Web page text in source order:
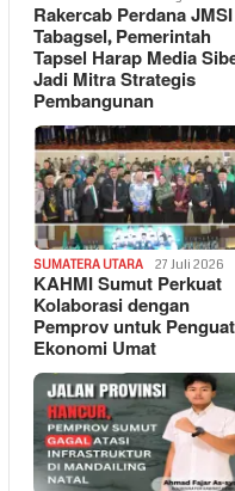
Rakercab Perdana JMSI
Tabagsel, Pemerintah
Tapsel Harap Media
Jadi Mitra Strategis
Pembangunan
SUMATERA UTARA 27 Juli 2026
KAHMI Sumut Perkuat
Kolaborasi dengan
Pemprov untuk
Ekonomi Umat